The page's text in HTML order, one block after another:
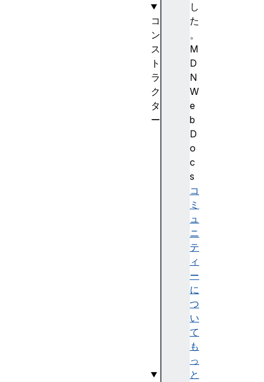
し
た
。
M
D
N
W
e
b
D
o
c
s
コ
ミ
ュ
ニ
テ
ィ
ー
に
つ
い
て
も
っ
と
コ
ン
ス
ト
ラ
ク
タ
ー